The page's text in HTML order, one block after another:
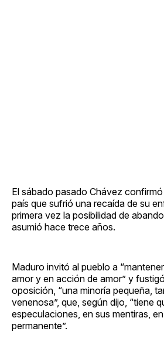
El sábado pasado Chávez
país que sufrió una recaída de su
primera vez la posibilidad de
asumió hace trece años.
Maduro invitó al pueblo a
amor y en acción de amor” y
oposición, “una minoría pequeña,
venenosa”, que, según dijo, “tiene
especulaciones, en sus mentiras,
permanente”.